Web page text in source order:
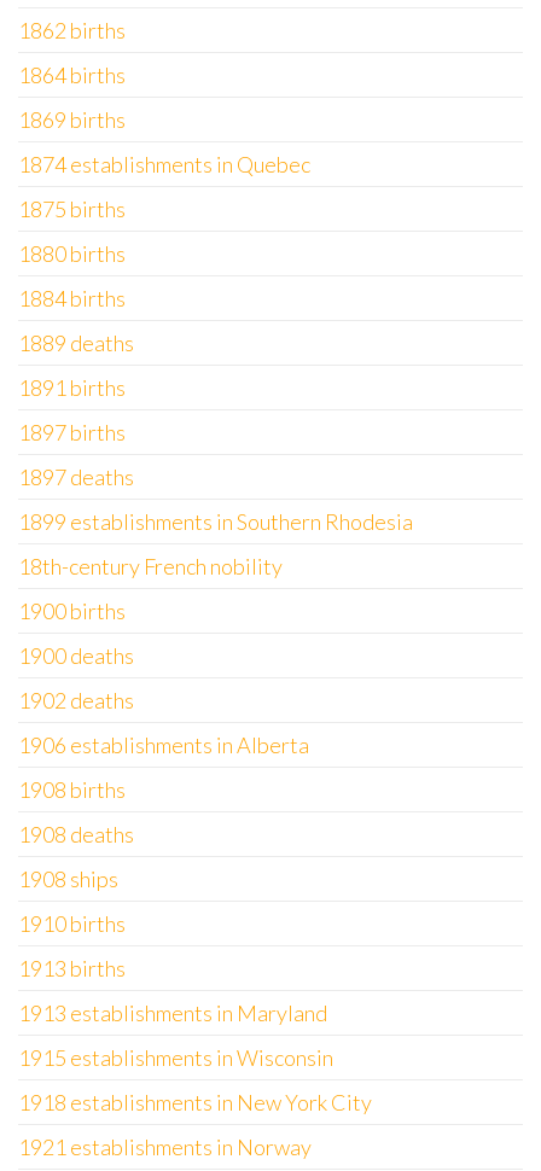
1862 births
1864 births
1869 births
1874 establishments in Quebec
1875 births
1880 births
1884 births
1889 deaths
1891 births
1897 births
1897 deaths
1899 establishments in Southern Rhodesia
18th-century French nobility
1900 births
1900 deaths
1902 deaths
1906 establishments in Alberta
1908 births
1908 deaths
1908 ships
1910 births
1913 births
1913 establishments in Maryland
1915 establishments in Wisconsin
1918 establishments in New York City
1921 establishments in Norway